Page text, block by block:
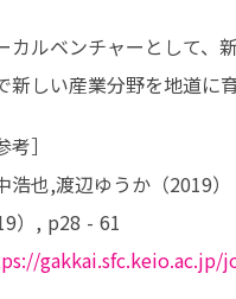
カルベンチャーとして、
新しい産業分野を地道に
考］
浩也,渡辺ゆうか（2019
gakkai.sfc.keio.ac.jp/